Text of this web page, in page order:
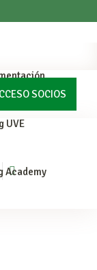
UVE
Academy
SOCIOS